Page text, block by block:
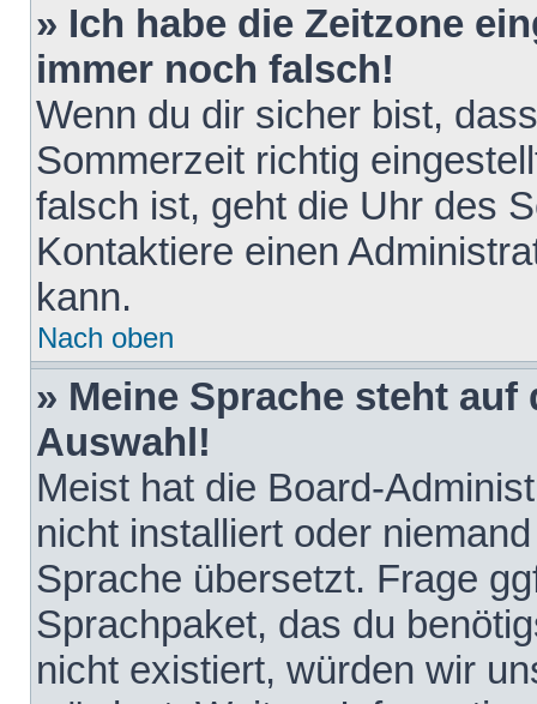
» Ich habe die Zeitzone
immer noch falsch!
Wenn du dir sicher bist,
Sommerzeit richtig
falsch ist, geht die Uhr des
Kontaktiere einen
kann.
Nach oben
» Meine Sprache steht
Auswahl!
Meist hat die Board-
nicht installiert oder
Sprache übersetzt. Frage
Sprachpaket, das du
nicht existiert, würden wir